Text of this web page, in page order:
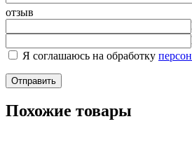
отзыв
Я соглашаюсь на обработку
Похожие товары